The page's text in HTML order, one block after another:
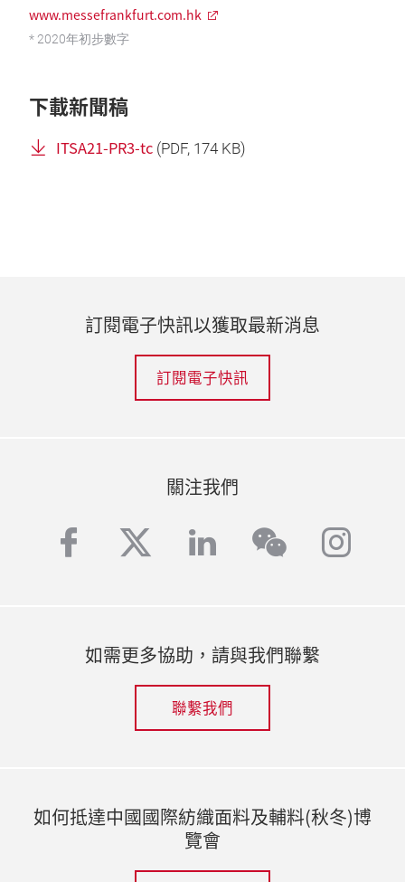
www.messefrankfurt.com.hk
* 2020年初步數字
下載新聞稿
ITSA21-PR3-tc (PDF, 174 KB)
訂閱電子快訊以獲取最新消息
訂閱電子快訊
關注我們
facebook
twitterlinkedinwechat
如需更多協助，請與我們聯繫
聯繫我們
如何抵達中國國際紡織面料及輔料(秋冬)博
覽會